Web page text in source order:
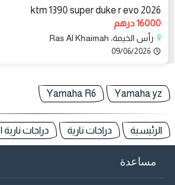
2026 ktm 1390 super duke r evo
16000 درهم
رأس الخيمة، Ras Al Khaimah
09/06/2026
Yamaha yz
Yamaha R6
الرئيسية دراجات نارية دراجات نارية | Yamaha في الامارات
مساعدة